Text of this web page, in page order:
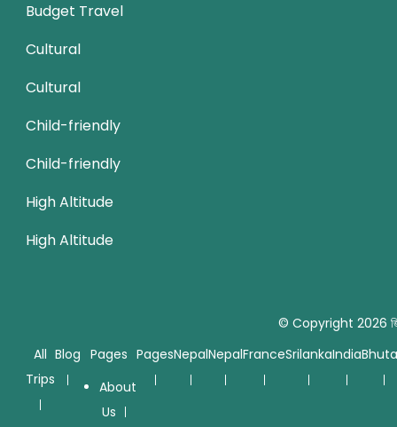
Budget Travel
Cultural
Cultural
Child-friendly
Child-friendly
High Altitude
High Altitude
© Copyright 2026
All
Trips
Blog Pages
About
Us
PagesNepalNepalFranceSrilankaIndia